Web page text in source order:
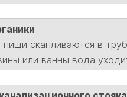
скапливаются в
или ванны вода